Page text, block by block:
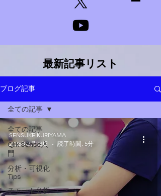
最新記事リスト
ブログ記事
全ての記事
Qlik Sense入
門
分析・可視化
Tips
チャート分析
全ての記事
SENSUKE KURIYAMA
2025年2月23日
読了時間: 5分